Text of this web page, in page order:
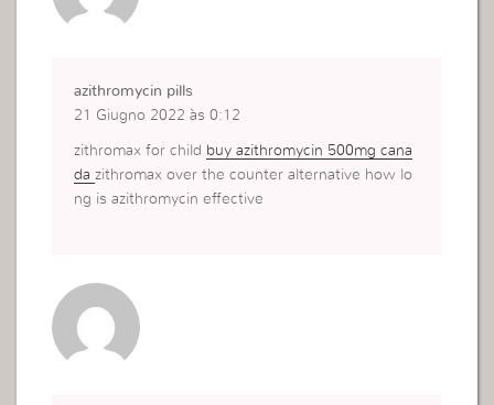
azithromycin pills
21 Giugno 2022 às 0:12
zithromax for child buy azithromycin 500mg cana
dazithromax over the counter alternative how lo
ng is azithromycin effective